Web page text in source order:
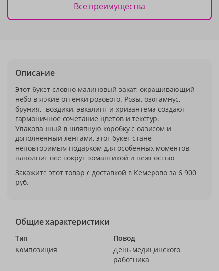
Все преимущества
Описание
Этот букет словно малиновый закат, окрашивающий
небо в яркие оттенки розового. Розы, озотамнус,
бруния, гвоздики, эвкалипт и хризантема создают
гармоничное сочетание цветов и текстур.
Упакованный в шляпную коробку с оазисом и
дополненный лентами, этот букет станет
неповторимым подарком для особенных моментов,
наполнит все вокруг романтикой и нежностью
Закажите этот товар с доставкой в Кемерово за 6 900
руб.
Общие характеристики
Тип
Композиция
Повод
День медицинского
работника